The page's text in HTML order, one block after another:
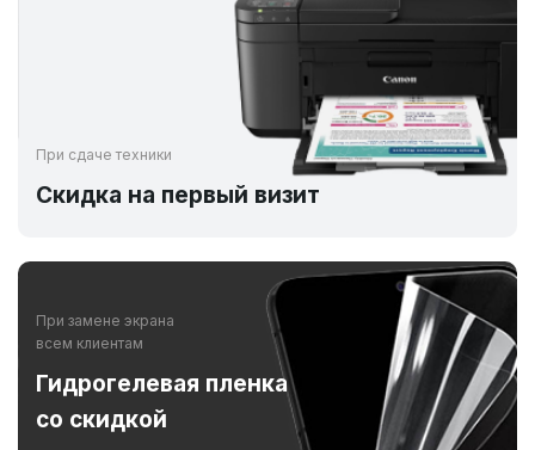
При сдаче техники
Скидка на первый визит
При замене экрана
всем клиентам
Гидрогелевая пленка
со скидкой